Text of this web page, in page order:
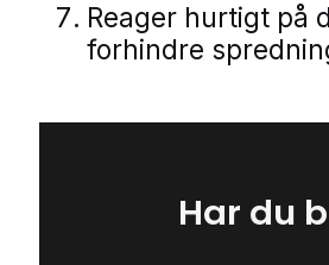
Reager hurtigt på
forhindre
Har du